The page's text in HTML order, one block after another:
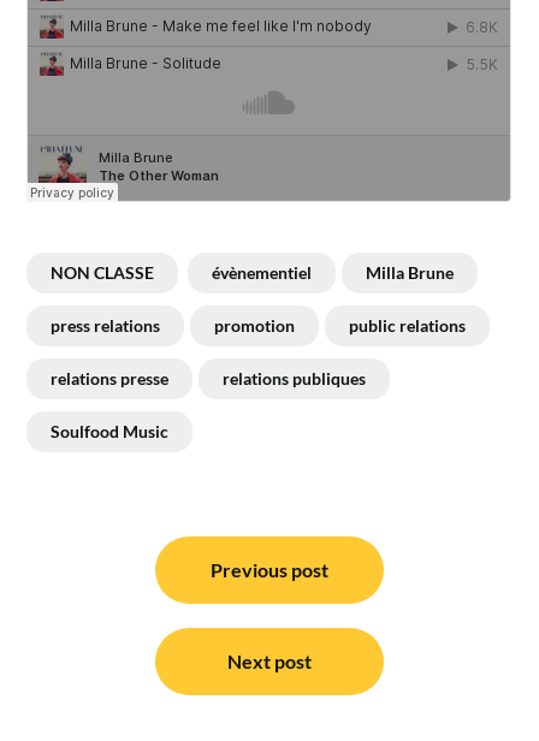
NON CLASSE évènementiel Milla Brune
press relations promotion public relations
relations presse relations publiques
Soulfood Music
Navigation
Previous post
Next post